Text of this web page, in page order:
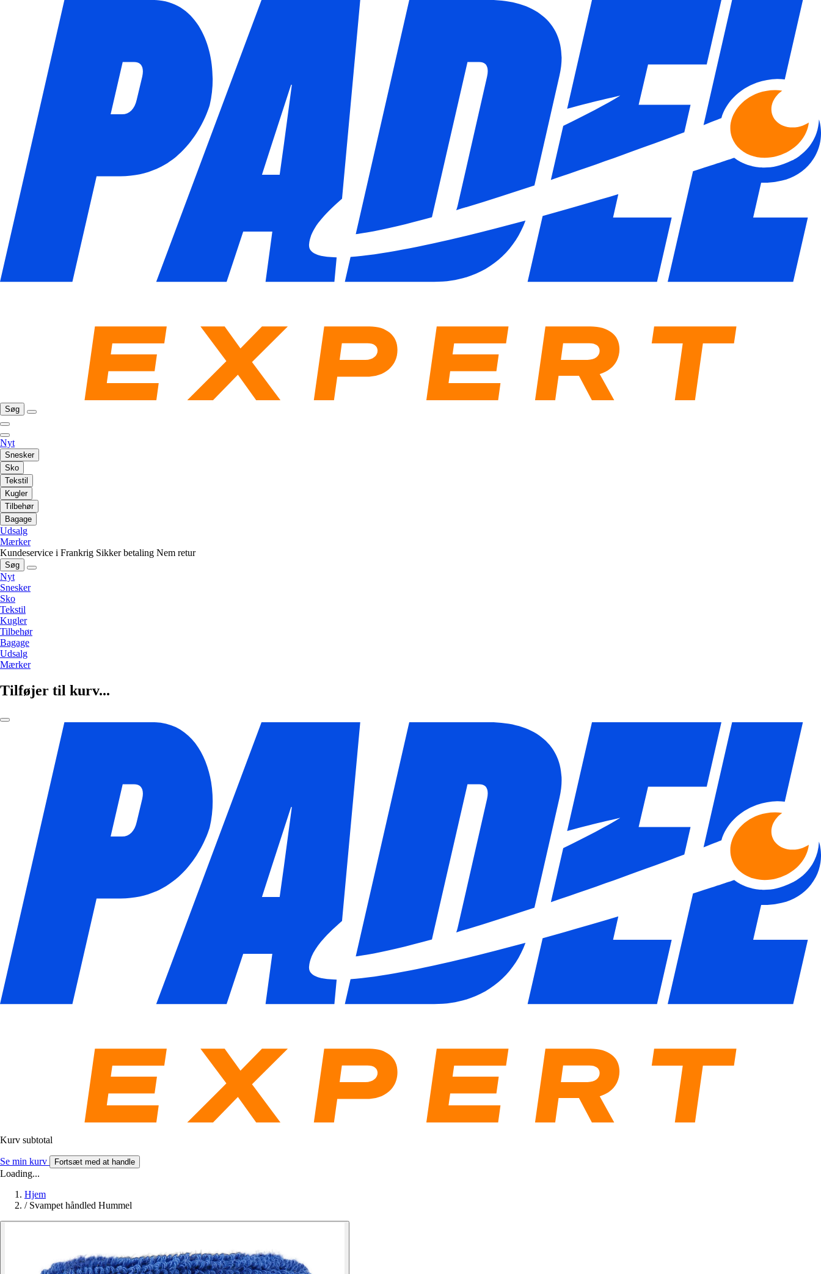
Søg
Nyt
Snesker
Sko
Tekstil
Kugler
Tilbehør
Bagage
Udsalg
Mærker
Kundeservice i Frankrig Sikker betaling Nem retur
Søg
Nyt
Snesker
Sko
Tekstil
Kugler
Tilbehør
Bagage
Udsalg
Mærker
Tilføjer til kurv...
Kurv subtotal
Se min kurv Fortsæt med at handle
Loading...
Hjem
/ Svampet håndled Hummel